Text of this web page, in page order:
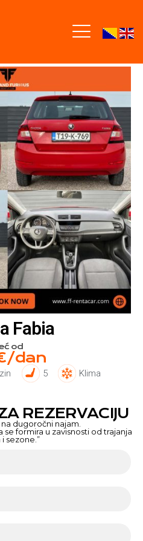
Fabia
od
dan
5 Klima
REZERVACIJU
dugoročni najam.
formira u zavisnosti od trajanja
sezone.”